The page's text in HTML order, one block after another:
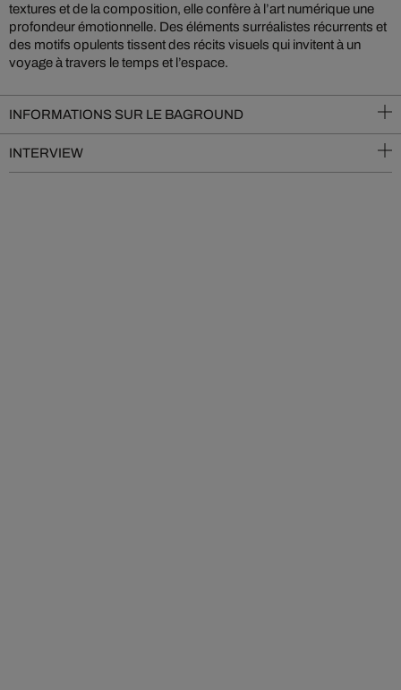
textures et de la composition, elle confère à l’art numérique une
profondeur émotionnelle. Des éléments surréalistes récurrents et
des motifs opulents tissent des récits visuels qui invitent à un
voyage à travers le temps et l’espace.
INFORMATIONS SUR LE BAGROUND
INTERVIEW